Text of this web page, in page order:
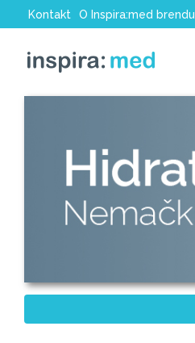
Kontakt O Inspira:med brendu